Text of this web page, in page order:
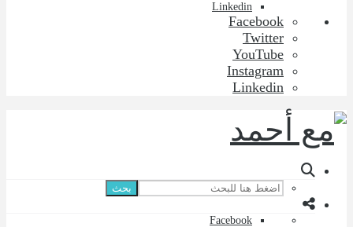
Linkedin
Facebook
Twitter
YouTube
Instagram
Linkedin
بحث
Facebook